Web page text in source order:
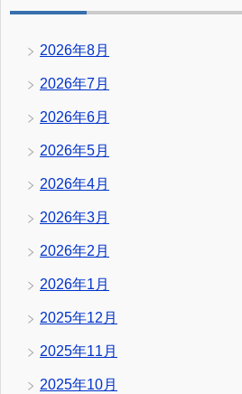
2026年8月
2026年7月
2026年6月
2026年5月
2026年4月
2026年3月
2026年2月
2026年1月
2025年12月
2025年11月
2025年10月